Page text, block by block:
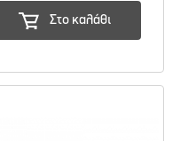
Στο καλάθι